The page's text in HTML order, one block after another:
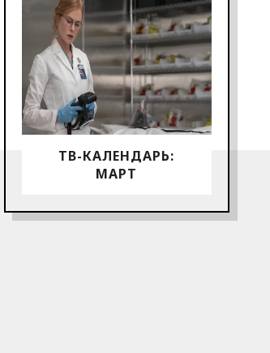
ТВ-КАЛЕНДАРЬ:
МАРТ